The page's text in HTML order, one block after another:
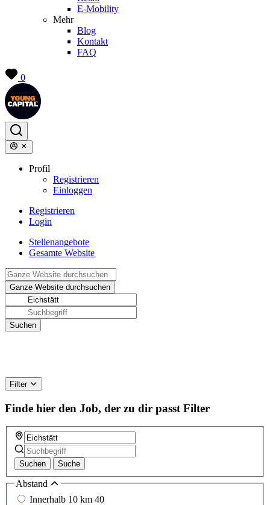
E-Mobility
Mehr
Blog
Kontakt
FAQ
0
Profil
Registrieren
Einloggen
Registrieren
Login
Stellenangebote
Gesamte Website
Filter
Finde hier den Job, der zu dir passt Filter
Suchen Suche
Abstand
Innerhalb 10 km 40